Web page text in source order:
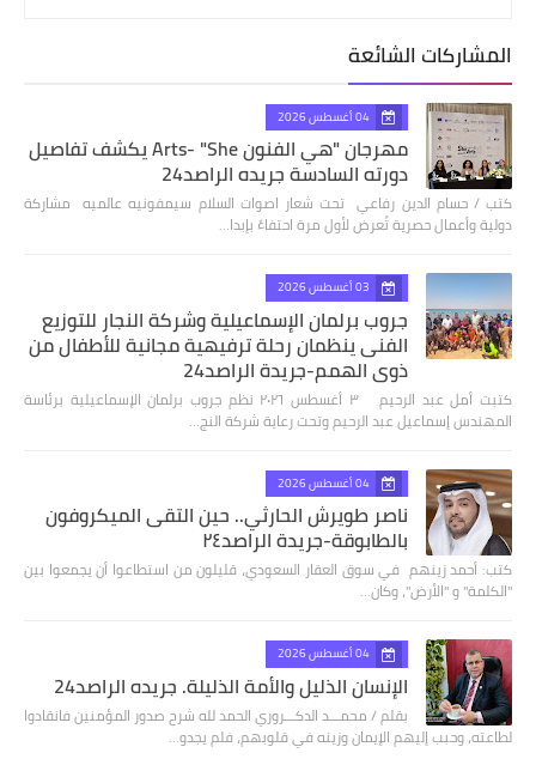
المشاركات الشائعة
04 أغسطس 2026
مهرجان "هي الفنون Arts- "She يكشف تفاصيل
دورته السادسة جريده الراصد24
كتب / حسام الدين رفاعي تحت شعار اصوات السلام سيمفونيه عالميه مشاركة
دولية وأعمال حصرية تُعرض لأول مرة احتفاءً بإبدا…
03 أغسطس 2026
جروب برلمان الإسماعيلية وشركة النجار للتوزيع
الفنى ينظمان رحلة ترفيهية مجانية للأطفال من
ذوي الهمم-جريدة الراصد24
كتبت أمل عبد الرحيم ٣ أغسطس ٢٠٢٦ نظم جروب برلمان الإسماعيلية برئاسة
المهندس إسماعيل عبد الرحيم وتحت رعاية شركة النج…
04 أغسطس 2026
ناصر طويرش الحارثي.. حين التقى الميكروفون
بالطابوقة-جريدة الراصد٢٤
كتب: أحمد زينهم في سوق العقار السعودي، قليلون من استطاعوا أن يجمعوا بين
"الكلمة" و "الأرض"، وكان…
04 أغسطس 2026
الإنسان الذليل والأمة الذليلة. جريده الراصد24
بقلم / محمـــد الدكـــروري الحمد لله شرح صدور المؤمنين فانقادوا
لطاعته، وحبب إليهم الإيمان وزينه في قلوبهم، فلم يجدو…